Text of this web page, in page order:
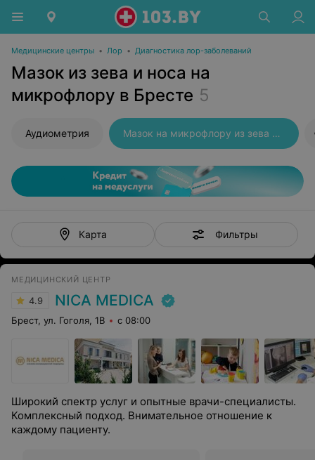
Медицинские центры • Лор • Диагностика лор-заболеваний
Мазок из зева и носа на
микрофлору в Бресте 5
Аудиометрия Мазок на микрофлору из зева и носа
Карта Фильтры
МЕДИЦИНСКИЙ ЦЕНТР
4.9 NICA MEDICA
Брест, ул. Гоголя, 1B с 08:00
Широкий спектр услуг и опытные врачи-специалисты.
Комплексный подход. Внимательное отношение к
каждому пациенту.